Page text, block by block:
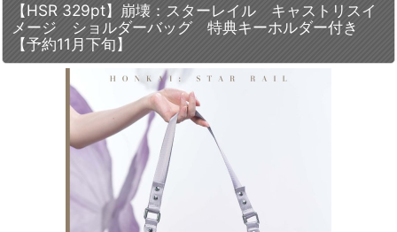
【HSR 329pt】崩壊：スターレイル キャストリスイ
メージ ショルダーバッグ 特典キーホルダー付き
【予約11月下旬】